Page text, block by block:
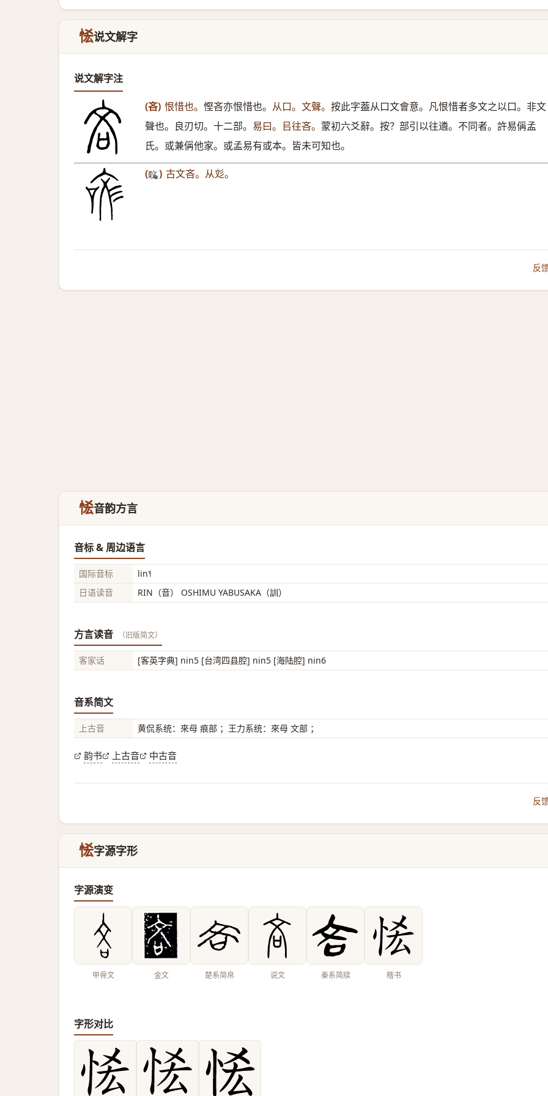
恡说文解字
说文解字注
(吝) 恨惜也。 慳吝亦恨惜也。 从口。文聲。 按此字葢从口文會意。凡恨惜者多文之以口。非文
聲也。良刃切。十二部。 易曰。㠯往吝。 蒙初六爻辭。按？部引以往遴。不同者。許易偁孟
氏。或兼偁他家。或孟易有或本。皆未可知也。
(𠲲 ) 古文吝。从彣。
反
恡音韵方言
音标 & 周边语言
国际音标
lin˥˧
日语读音
RIN（音） OSHIMU YABUSAKA（訓）
方言读音 （旧版简文）
客家话 [客英字典] nin5 [台湾四县腔] nin5 [海陆腔] nin6
音系简文
上古音 黄侃系统：來母 痕部 ；王力系统：來母 文部 ；
韵书 上古音 中古音
反
恡字源字形
字源演变
甲骨文 金文 楚系简帛 说文 秦系简牍 楷书
字形对比